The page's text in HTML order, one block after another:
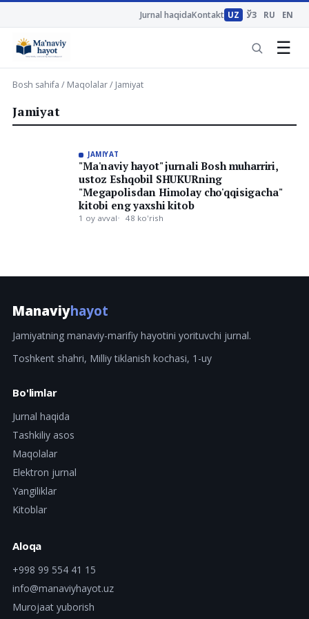
Jurnal haqidaKontakt UZ ЎЗ RU EN
☰
Bosh sahifa / Maqolalar/ Jamiyat
Jamiyat
JAMIYAT
"Ma'naviy hayot" jurnali Bosh muharriri,
ustoz Eshqobil SHUKURning
"Megapolisdan Himolay cho'qqisigacha"
kitobi eng yaxshi kitob
1 oy avval 48 ko'rish
Manaviyhayot
Jamiyatning manaviy-marifiy hayotini yorituvchi jurnal.
Toshkent shahri, Milliy tiklanish kochasi, 1-uy
Bo'limlar
Jurnal haqida
Tashkiliy asos
Maqolalar
Elektron jurnal
Yangiliklar
Kitoblar
Aloqa
+998 99 554 41 15
info@manaviyhayot.uz
Murojaat yuborish